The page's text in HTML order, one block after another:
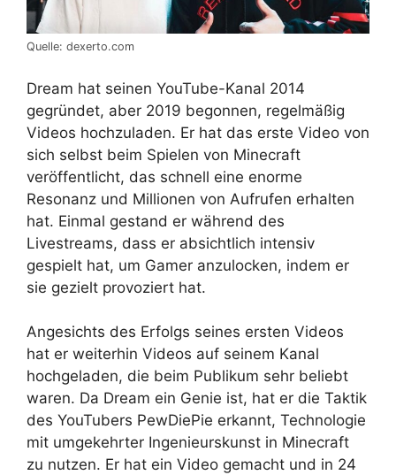
Quelle: dexerto.com
Dream hat seinen YouTube-Kanal 2014
gegründet, aber 2019 begonnen, regelmäßig
Videos hochzuladen. Er hat das erste Video von
sich selbst beim Spielen von Minecraft
veröffentlicht, das schnell eine enorme
Resonanz und Millionen von Aufrufen erhalten
hat. Einmal gestand er während des
Livestreams, dass er absichtlich intensiv
gespielt hat, um Gamer anzulocken, indem er
sie gezielt provoziert hat.
Angesichts des Erfolgs seines ersten Videos
hat er weiterhin Videos auf seinem Kanal
hochgeladen, die beim Publikum sehr beliebt
waren. Da Dream ein Genie ist, hat er die Taktik
des YouTubers PewDiePie erkannt, Technologie
mit umgekehrter Ingenieurskunst in Minecraft
zu nutzen. Er hat ein Video gemacht und in 24